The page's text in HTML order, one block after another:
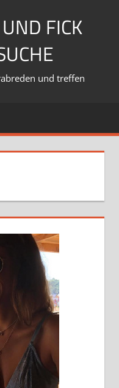
FICK
und treffen